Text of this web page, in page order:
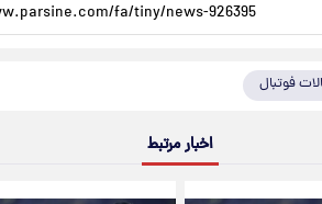
فوتبال
اخبار مرتبط